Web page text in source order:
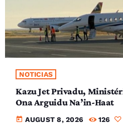
NOTICIAS
Kazu Jet Privadu,
Ona Arguidu Na’in-Haat
today AUGUST 8, 2026 126